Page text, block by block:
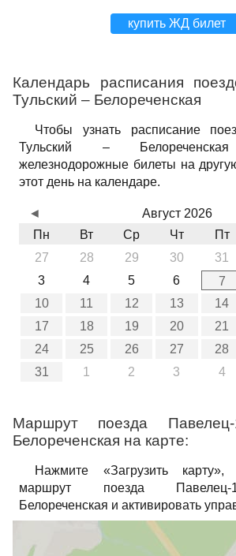
купить ЖД билет
Календарь расписания
Тульский – Белореченская
Чтобы узнать расписание
Тульский –
железнодорожные билеты на
этот день на календаре.
Август 2026
Пн
Вт Ср Чт Пт
27
28 29 30 31
3
4 5 6 7
10
11 12 13 14
17
18 19 20 21
24
25 26 27 28
31
1 2 3 4
◄
Маршрут поезда Павелец-
Белореченская на карте:
Нажмите «Загрузить карту»,
маршрут поезда Павелец-
Белореченская и активировать